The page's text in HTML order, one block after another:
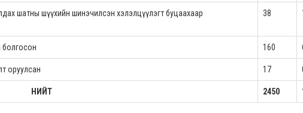
шатны шүүхийн шинэчилсэн хэлэлцүүлэгт буцаахаар
38
болгосон 160
оруулсан 17
НИЙТ 2450